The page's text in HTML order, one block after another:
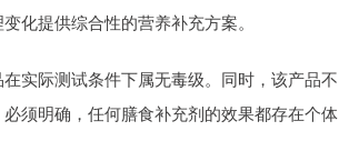
化提供综合性的营养补充方案。
实际测试条件下属无毒级。同时，该产品不
须明确，任何膳食补充剂的效果都存在个体